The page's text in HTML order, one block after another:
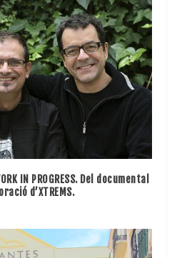
IN PROGRESS. Del documental
d’XTREMS.